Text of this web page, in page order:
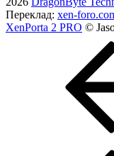
Переклад: xen-
XenPorta 2 PRO ©